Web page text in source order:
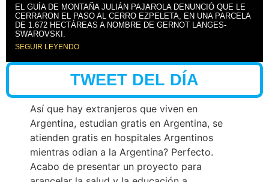
EL GUÍA DE MONTAÑA JULIÁN PAJAROLA DENUNCIÓ QUE LE
CERRARON EL PASO AL CERRO EZPELETA, EN UNA PARCELA
DE 1.672 HECTÁREAS A NOMBRE DE GERNOT LANGES-
SWAROVSKI.
SEGUIR LEYENDO
TWEET DEL DÍA
Así que hay extranjeros que viven en
Argentina, estudian gratis en Argentina, se
atienden gratis en hospitales Argentinos
mientras odian a la Argentina? Perfecto.
Acabo de presentar un proyecto para